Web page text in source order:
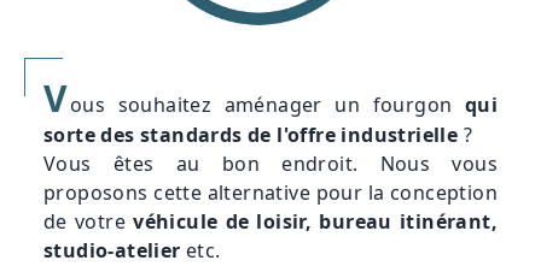
Vous souhaitez aménager un fourgon qui
sorte des standards de l'offre industrielle ?
Vous êtes au bon endroit. Nous vous
proposons cette alternative pour la conception
de votrevéhicule de loisir, bureau itinérant,
studio-atelier etc.